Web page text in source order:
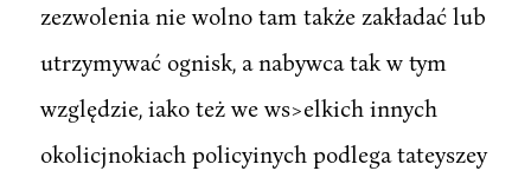
zezwolenia nie wolno tam także zakładać lub
utrzymywać ognisk, a nabywca tak w tym
względzie, iako też we ws>elkich innych
okolicjnokiach policyinych podlega tateyszey